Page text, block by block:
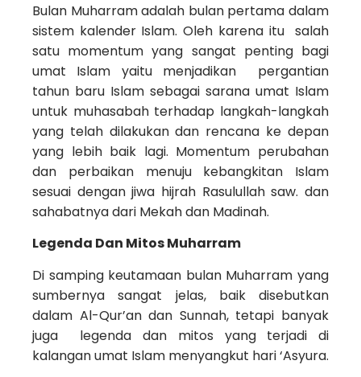
Bulan Muharram adalah bulan pertama dalam
sistem kalender Islam. Oleh karena itu salah
satu momentum yang sangat penting bagi
umat Islam yaitu menjadikan pergantian
tahun baru Islam sebagai sarana umat Islam
untuk muhasabah terhadap langkah-langkah
yang telah dilakukan dan rencana ke depan
yang lebih baik lagi. Momentum perubahan
dan perbaikan menuju kebangkitan Islam
sesuai dengan jiwa hijrah Rasulullah saw. dan
sahabatnya dari Mekah dan Madinah.
Legenda Dan Mitos Muharram
Di samping keutamaan bulan Muharram yang
sumbernya sangat jelas, baik disebutkan
dalam Al-Qur’an dan Sunnah, tetapi banyak
juga legenda dan mitos yang terjadi di
kalangan umat Islam menyangkut hari ‘Asyura.